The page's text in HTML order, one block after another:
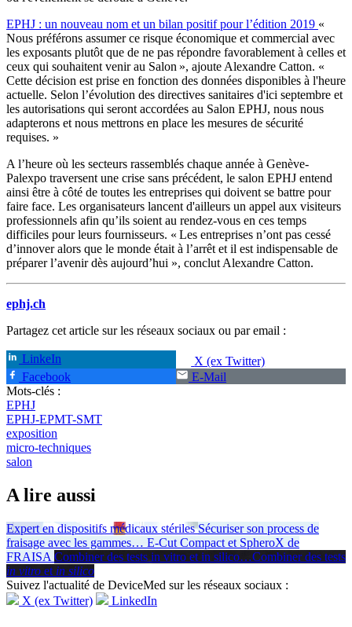
EPHJ : un nouveau nom et un bilan positif pour l’édition 2019 «
Nous préférons assumer ce risque économique et commercial avec
les exposants plutôt que de ne pas répondre favorablement à celles et
ceux qui souhaitent venir au Salon », ajoute Alexandre Catton. «
Cette décision est prise en fonction des données disponibles à l'heure
actuelle. Selon l’évolution des directives sanitaires d'ici septembre et
les autorisations qui seront accordées au Salon EPHJ, nous nous
adapterons et nous mettrons en place les mesures de sécurité
requises. »
A l’heure où les secteurs rassemblés chaque année à Genève-
Palexpo traversent une crise sans précédent, le salon EPHJ entend
ainsi être à côté de toutes les entreprises qui doivent se battre pour
faire face. Les organisateurs lancent d'ailleurs un appel aux visiteurs
professionnels afin qu’ils soient au rendez-vous en ces temps
difficiles pour leurs fournisseurs. « Les entreprises n’ont pas cessé
d’innover alors que le monde était à l’arrêt et il est indispensable de
préparer l’avenir dès aujourd’hui », conclut Alexandre Catton.
ephj.ch
Partagez cet article sur les réseaux sociaux ou par email :
LinkeIn
X (ex Twitter)
Facebook
E-Mail
Mots-clés :
EPHJ
EPHJ-EPMT-SMT
exposition
micro-techniques
salon
A lire aussi
Expert en dispositifs médicaux stériles Sécuriser son process de
fraisage avec les gammes… E-Cut Compact et SpheroX de
FRAISA Combiner des tests in vitro et in silico…Combiner des tests
in vitro et in silico
Suivez l'actualité de DeviceMed sur les réseaux sociaux :
X (ex Twitter)
LinkedIn